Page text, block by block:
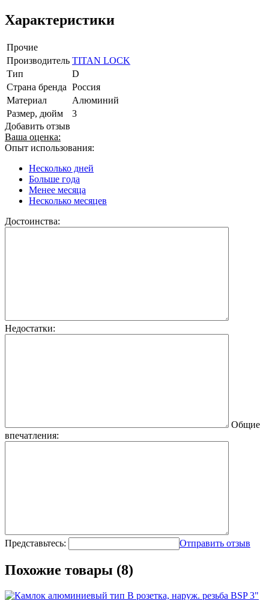
Характеристики
Прочие
Производитель TITAN LOCK
Тип
D
Страна бренда Россия
Материал
Алюминий
Размер, дюйм
3
Добавить отзыв
Ваша оценка:
Опыт использования:
Несколько дней
Больше года
Менее месяца
Несколько месяцев
Достоинства:
Недостатки:
Общие
впечатления:
Представьтесь: Отправить отзыв
Похожие товары (8)